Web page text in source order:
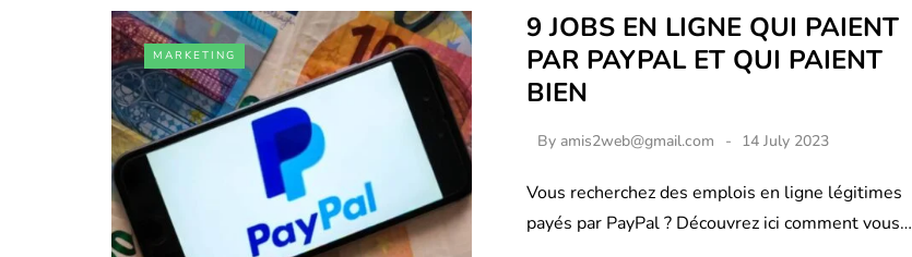
MARKETING
9 JOBS EN LIGNE QUI PAIENT
PAR PAYPAL ET QUI PAIENT
BIEN
By amis2web@gmail.com 14 July 2023
Vous recherchez des emplois en ligne légitimes
payés par PayPal ? Découvrez ici comment vous…